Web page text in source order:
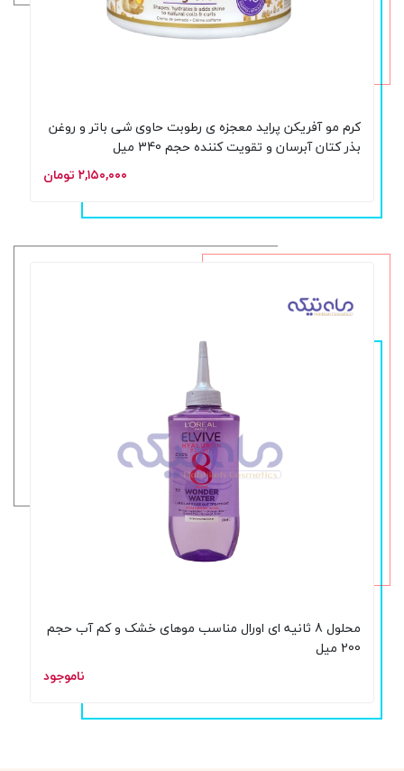
کرم مو آفریکن پراید معجزه ی رطوبت حاوی شی باتر و روغن
بذر کتان آبرسان و تقویت کننده حجم 340 میل
۲,۱۵۰,۰۰۰ تومان
محلول 8 ثانیه ای اورال مناسب موهای خشک و کم آب حجم
200 میل
ناموجود